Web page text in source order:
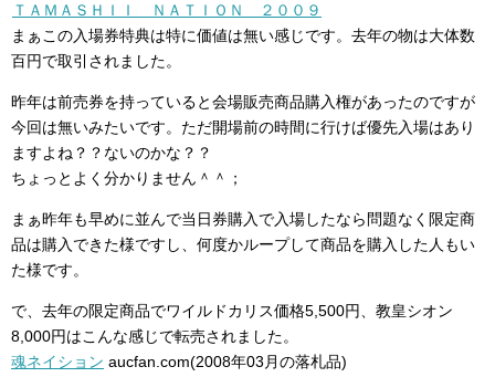
ＴＡＭＡＳＨＩＩ ＮＡＴＩＯＮ ２００９
まぁこの入場券特典は特に価値は無い感じです。去年の物は大体数
百円で取引されました。
昨年は前売券を持っていると会場販売商品購入権があったのですが
今回は無いみたいです。ただ開場前の時間に行けば優先入場はあり
ますよね？？ないのかな？？
ちょっとよく分かりません＾＾；
まぁ昨年も早めに並んで当日券購入で入場したなら問題なく限定商
品は購入できた様ですし、何度かループして商品を購入した人もい
た様です。
で、去年の限定商品でワイルドカリス価格5,500円、教皇シオン
8,000円はこんな感じで転売されました。
魂ネイション aucfan.com(2008年03月の落札品)